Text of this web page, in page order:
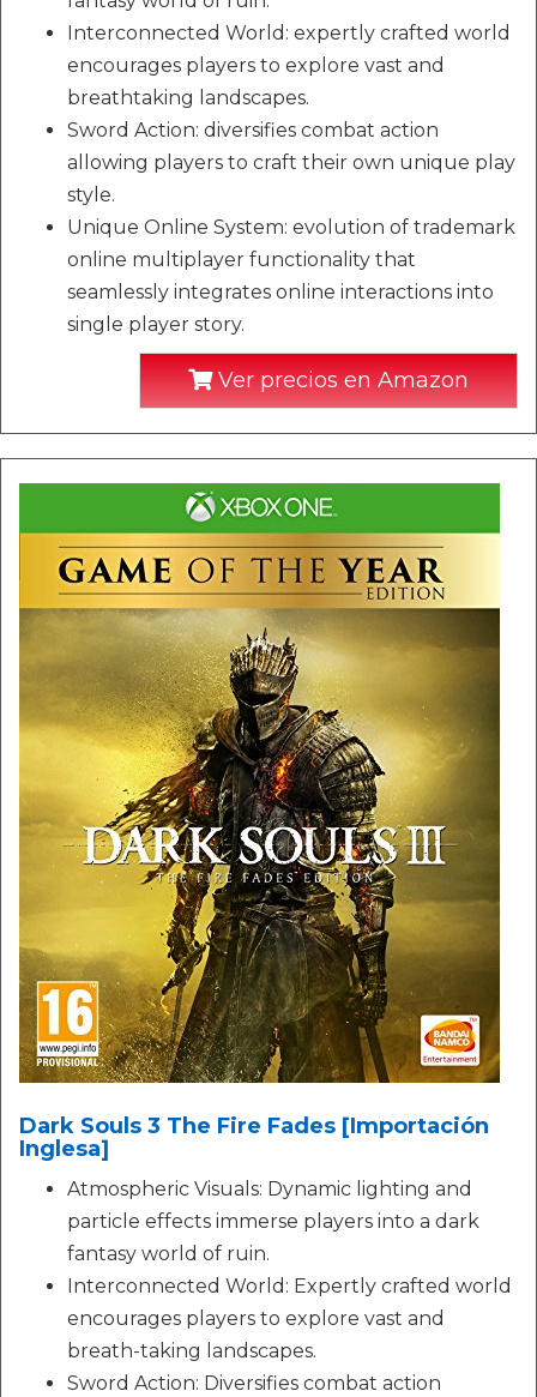
Interconnected World: expertly crafted world
encourages players to explore vast and
breathtaking landscapes.
Sword Action: diversifies combat action
allowing players to craft their own unique play
style.
Unique Online System: evolution of trademark
online multiplayer functionality that
seamlessly integrates online interactions into
single player story.
Ver precios en Amazon
Dark Souls 3 The Fire Fades [Importación
Inglesa]
Atmospheric Visuals: Dynamic lighting and
particle effects immerse players into a dark
fantasy world of ruin.
Interconnected World: Expertly crafted world
encourages players to explore vast and
breath-taking landscapes.
Sword Action: Diversifies combat action